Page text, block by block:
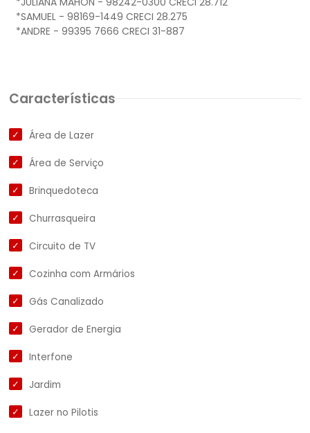
*SAMUEL - 98169-1449 CRECI 28.275
*ANDRE - 99395 7666 CRECI 31-887
Características
Área de Lazer
Área de Serviço
Brinquedoteca
Churrasqueira
Circuito de TV
Cozinha com Armários
Gás Canalizado
Gerador de Energia
Interfone
Jardim
Lazer no Pilotis